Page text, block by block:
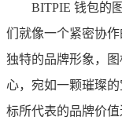
BITPIE 钱包的
们就像一个紧密协
独特的品牌形象，
心，宛如一颗璀璨
标所代表的品牌价